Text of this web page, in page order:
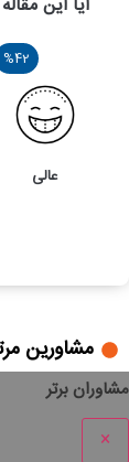
%42
عالی
مشاورین
مشاوران برتر
×